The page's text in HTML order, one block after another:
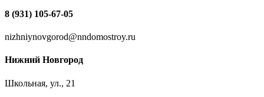
8 (931) 105-67-05
nizhniynovgorod@nndomostroy.ru
Нижний Новгород
Школьная, ул., 21